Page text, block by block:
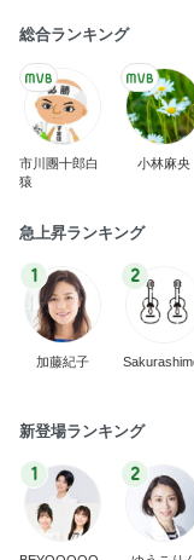
総合ランキング
市川團十郎白
猿
小林麻央
急上昇ランキング
1
加藤紀子
2
新登場ランキング
1 2